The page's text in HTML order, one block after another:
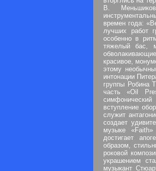
В.
времен года:
лучших работ
особенно в
тяжелый бас,
красивое,
этому
интонации
группы Робина
часть «Oil
вступление
служит
создает
музыке «Faith»
достигает
образом,
роковой
украшением
музыкант